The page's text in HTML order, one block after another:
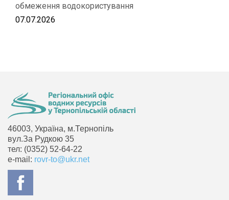
обмеження водокористування
07.07.2026
46003, Україна, м.Тернопіль
вул.За Рудкою 35
тел: (0352) 52-64-22
e-mail: rovr-to@ukr.net